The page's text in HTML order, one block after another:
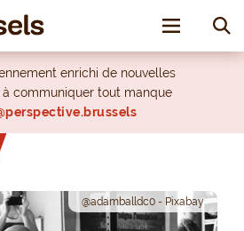
Toggle
enrichi de nouvelles
à communiquer tout manque
@adamballdc0 - Pixabay